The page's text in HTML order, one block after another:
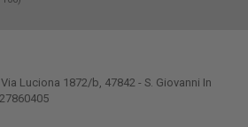
Luciona 1872/b, 47842 - S. Giovanni In